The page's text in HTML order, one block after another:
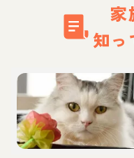
家
知っ